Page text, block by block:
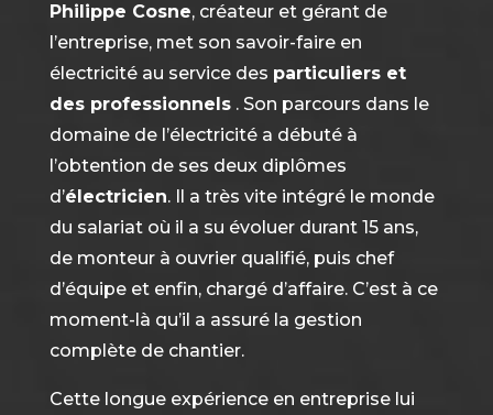
Philippe Cosne, créateur et gérant de
l’entreprise, met son savoir-faire en
électricité au service des particuliers et
des professionnels. Son parcours dans le
domaine de l’électricité a débuté à
l’obtention de ses deux diplômes
d’électricien. Il a très vite intégré le monde
du salariat où il a su évoluer durant 15 ans,
de monteur à ouvrier qualifié, puis chef
d’équipe et enfin, chargé d’affaire. C’est à ce
moment-là qu’il a assuré la gestion
complète de chantier.
Cette longue expérience en entreprise lui